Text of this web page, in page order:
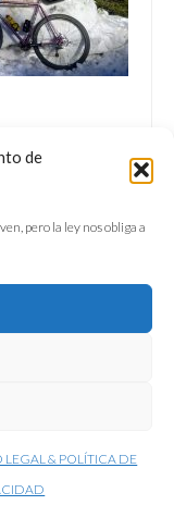
de
pero la ley nos obliga a
LEGAL & POLÍTICA DE
bicicleta:
LIBROS